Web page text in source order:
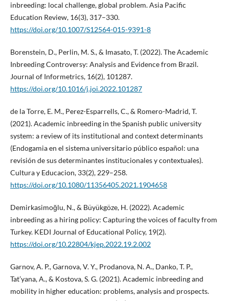
inbreeding: local challenge, global problem. Asia Pacific
Education Review, 16(3), 317–330.
https://doi.org/10.1007/S12564-015-9391-8
Borenstein, D., Perlin, M. S., & Imasato, T. (2022). The Academic
Inbreeding Controversy: Analysis and Evidence from Brazil.
Journal of Informetrics, 16(2), 101287.
https://doi.org/10.1016/j.joi.2022.101287
de la Torre, E. M., Perez-Esparrells, C., & Romero-Madrid, T.
(2021). Academic inbreeding in the Spanish public university
system: a review of its institutional and context determinants
(Endogamia en el sistema universitario público español: una
revisión de sus determinantes institucionales y contextuales).
Cultura y Educacion, 33(2), 229–258.
https://doi.org/10.1080/11356405.2021.1904658
Demirkasimoğlu, N., & Büyükgöze, H. (2022). Academic
inbreeding as a hiring policy: Capturing the voices of faculty from
Turkey. KEDI Journal of Educational Policy, 19(2).
https://doi.org/10.22804/kjep.2022.19.2.002
Garnov, A. P., Garnova, V. Y., Prodanova, N. A., Danko, T. P.,
Tat’yana, A., & Kostova, S. G. (2021). Academic inbreeding and
mobility in higher education: problems, analysis and prospects.